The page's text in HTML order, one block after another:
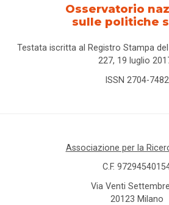
Osservatorio
sulle politiche
Testata iscritta al Registro Stampa del
227, 19 luglio
ISSN 2704-7482
Associazione per la
C.F.
Via Venti
20123 Milano